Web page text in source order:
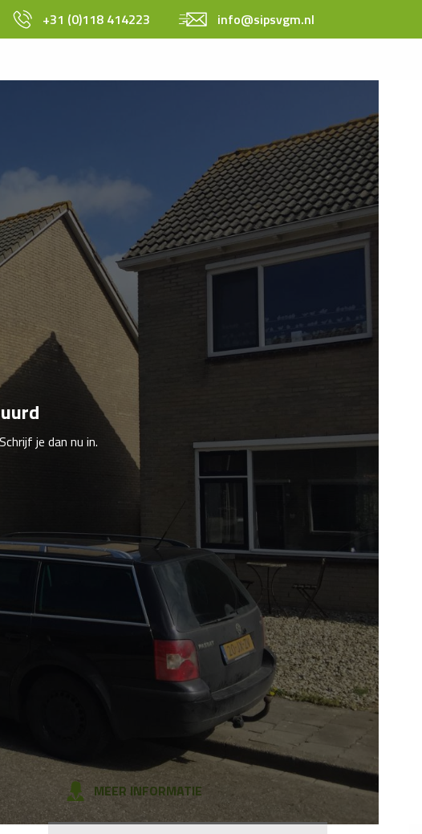
+31 (0)118 414223 info@sipsvgm.nl
je dan nu in.
MEER INFORMATIE